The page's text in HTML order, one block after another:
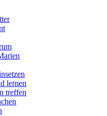
lernen
treffen